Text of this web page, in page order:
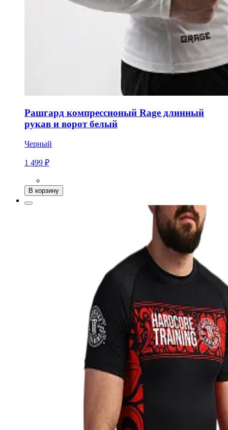
Рашгард компрессионый Rage длинный
рукав и ворот белый
Черный
1 499 ₽
В корзину